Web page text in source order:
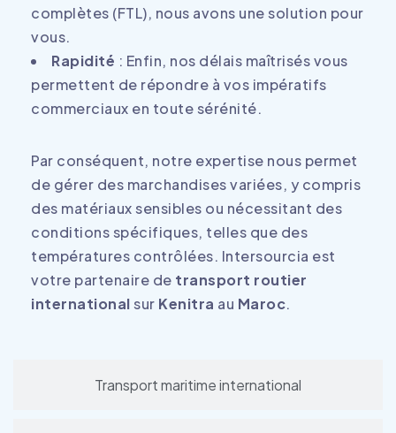
Transport maritime international
complètes (FTL), nous avons une solution pour
vous.
Rapidité : Enfin, nos délais maîtrisés vous
permettent de répondre à vos impératifs
commerciaux en toute sérénité.
Par conséquent, notre expertise nous permet
de gérer des marchandises variées, y compris
des matériaux sensibles ou nécessitant des
conditions spécifiques, telles que des
températures contrôlées. Intersourcia est
votre partenaire de transport routier
internationalsur Kenitra au Maroc.